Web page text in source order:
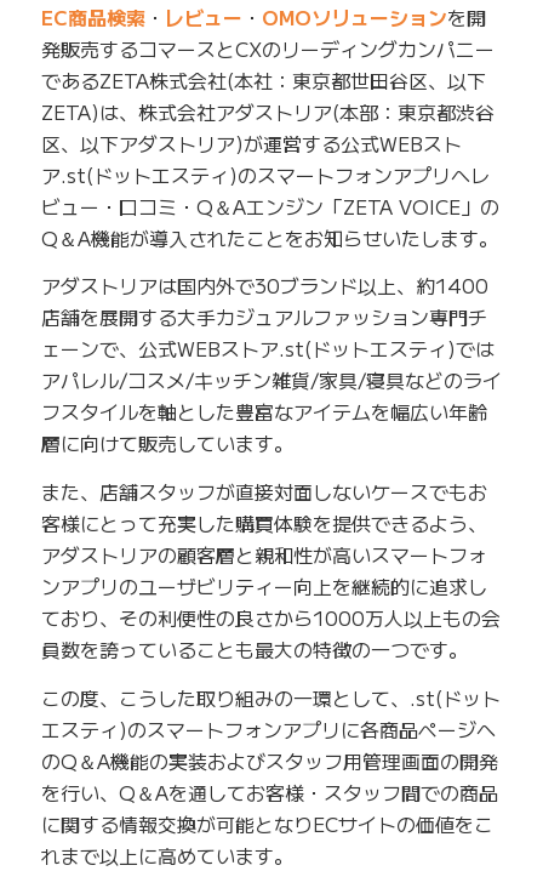
EC商品検索・ レビュー ・ OMOソリューションを開
発販売するコマースとCXのリーディングカンパニー
であるZETA株式会社(本社：東京都世田谷区、以下
ZETA)は、株式会社アダストリア(本部：東京都渋谷
区、以下アダストリア)が運営する公式WEBスト
ア.st(ドットエスティ)のスマートフォンアプリへレ
ビュー・口コミ・Q＆Aエンジン「ZETA VOICE」の
Q＆A機能が導入されたことをお知らせいたします。
アダストリアは国内外で30ブランド以上、約1400
店舗を展開する大手カジュアルファッション専門チ
ェーンで、公式WEBストア.st(ドットエスティ)では
アパレル/コスメ/キッチン雑貨/家具/寝具などのライ
フスタイルを軸とした豊富なアイテムを幅広い年齢
層に向けて販売しています。
また、店舗スタッフが直接対面しないケースでもお
客様にとって充実した購買体験を提供できるよう、
アダストリアの顧客層と親和性が高いスマートフォ
ンアプリのユーザビリティー向上を継続的に追求し
ており、その利便性の良さから1000万人以上もの会
員数を誇っていることも最大の特徴の一つです。
この度、こうした取り組みの一環として、.st(ドット
エスティ)のスマートフォンアプリに各商品ページへ
のQ＆A機能の実装およびスタッフ用管理画面の開発
を行い、Q＆Aを通してお客様・スタッフ間での商品
に関する情報交換が可能となりECサイトの価値をこ
れまで以上に高めています。